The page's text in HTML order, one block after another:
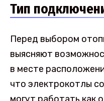
Тип
Перед выбором
выясняют
в месте
что электрокотлы